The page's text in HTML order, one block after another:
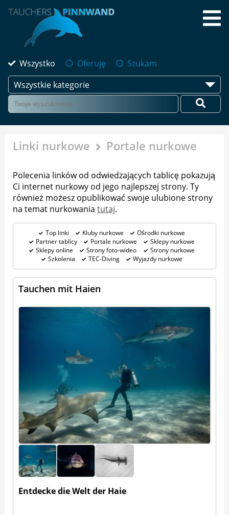
Wszystko Oferuję
Szukam
Wszystkie kategorie
Linki nurkowe Portale nurkowe
Polecenia linków od odwiedzających tablicę pokazują
Ci internet nurkowy od jego najlepszej strony. Ty
również możesz opublikować swoje ulubione strony
na temat nurkowania tutaj.
Top linki Kluby nurkowe
Ośrodki nurkowe
Partner tablicy
Portale nurkowe
Sklepy nurkowe
Sklepy online
Strony foto-wideo
Strony nurkowe
Szkolenia
TEC-Diving Wyjazdy nurkowe
Tauchen mit Haien
Entdecke die Welt der Haie